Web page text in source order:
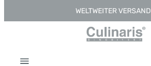
Zum Hauptinhalt springenWELTWEITER VERSAND